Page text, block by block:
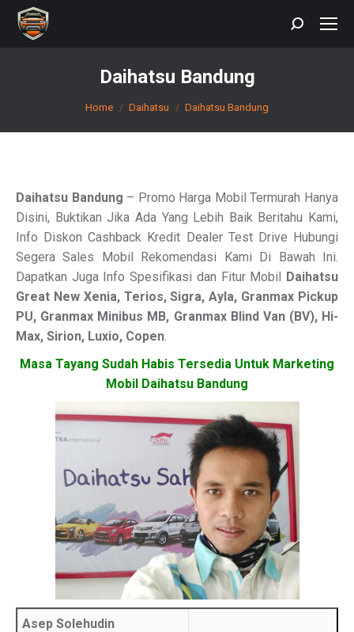
Search:
Daihatsu Bandung
You are here:
Home Daihatsu Daihatsu Bandung
Daihatsu Bandung – Promo Harga Mobil Termurah Hanya
Disini, Buktikan Jika Ada Yang Lebih Baik Beritahu Kami,
Info Diskon Cashback Kredit Dealer Test Drive Hubungi
Segera Sales Mobil Rekomendasi Kami Di Bawah Ini.
Dapatkan Juga Info Spesifikasi dan Fitur Mobil Daihatsu
Great New Xenia, Terios, Sigra, Ayla, Granmax Pickup
PU, Granmax Minibus MB, Granmax Blind Van(BV), Hi-
Max, Sirion, Luxio, Copen.
Masa Tayang Sudah Habis Tersedia Untuk Marketing
Mobil Daihatsu Bandung
Asep Solehudin